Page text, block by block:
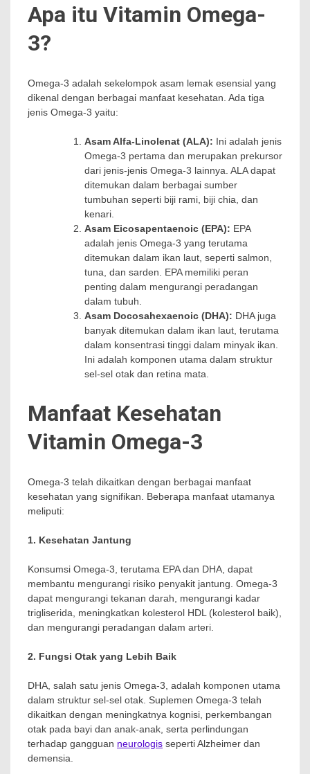
Apa itu Vitamin Omega-
3?
Omega-3 adalah sekelompok asam lemak esensial yang
dikenal dengan berbagai manfaat kesehatan. Ada tiga
jenis Omega-3 yaitu:
Asam Alfa-Linolenat (ALA): Ini adalah jenis
Omega-3 pertama dan merupakan prekursor
dari jenis-jenis Omega-3 lainnya. ALA dapat
ditemukan dalam berbagai sumber
tumbuhan seperti biji rami, biji chia, dan
kenari.
Asam Eicosapentaenoic (EPA): EPA
adalah jenis Omega-3 yang terutama
ditemukan dalam ikan laut, seperti salmon,
tuna, dan sarden. EPA memiliki peran
penting dalam mengurangi peradangan
dalam tubuh.
Asam Docosahexaenoic (DHA): DHA juga
banyak ditemukan dalam ikan laut, terutama
dalam konsentrasi tinggi dalam minyak ikan.
Ini adalah komponen utama dalam struktur
sel-sel otak dan retina mata.
Manfaat Kesehatan
Vitamin Omega-3
Omega-3 telah dikaitkan dengan berbagai manfaat
kesehatan yang signifikan. Beberapa manfaat utamanya
meliputi:
1. Kesehatan Jantung
Konsumsi Omega-3, terutama EPA dan DHA, dapat
membantu mengurangi risiko penyakit jantung. Omega-3
dapat mengurangi tekanan darah, mengurangi kadar
trigliserida, meningkatkan kolesterol HDL (kolesterol baik),
dan mengurangi peradangan dalam arteri.
2. Fungsi Otak yang Lebih Baik
DHA, salah satu jenis Omega-3, adalah komponen utama
dalam struktur sel-sel otak. Suplemen Omega-3 telah
dikaitkan dengan meningkatnya kognisi, perkembangan
otak pada bayi dan anak-anak, serta perlindungan
terhadap gangguan neurologis seperti Alzheimer dan
demensia.